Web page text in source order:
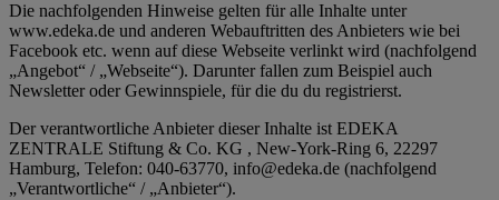
Die nachfolgenden Hinweise gelten für alle Inhalte unter
www.edeka.de und anderen Webauftritten des Anbieters wie bei
Facebook etc. wenn auf diese Webseite verlinkt wird (nachfolgend
„Angebot“ / „Webseite“). Darunter fallen zum Beispiel auch
Newsletter oder Gewinnspiele, für die du du registrierst.
Der verantwortliche Anbieter dieser Inhalte ist EDEKA
ZENTRALE Stiftung & Co. KG , New-York-Ring 6, 22297
Hamburg, Telefon: 040-63770, info@edeka.de (nachfolgend
„Verantwortliche“ / „Anbieter“).